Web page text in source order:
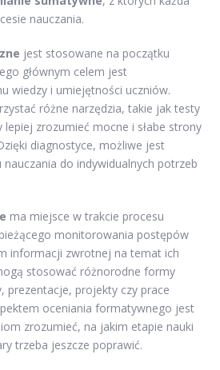
nauczania.
jest stosowane na początku
głównym celem jest
wiedzy i umiejętności uczniów.
różne narzędzia, takie jak testy
zrozumieć mocne i słabe strony
diagnostyce, możliwe jest
do indywidualnych potrzeb
ma miejsce w trakcie procesu
monitorowania postępów
informacji zwrotnej na temat ich
stosować różnorodne formy
prezentacje, projekty czy prace
oceniania formatywnego jest
zrozumieć, na jakim etapie nauki
trzeba jeszcze poprawić.